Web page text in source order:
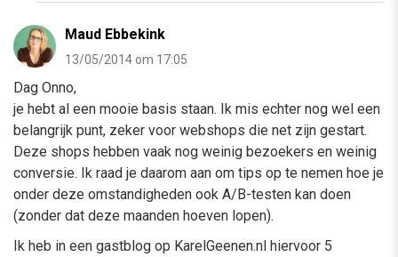
Maud Ebbekink
13/05/2014 om 17:05
Dag Onno,
je hebt al een mooie basis staan. Ik mis echter nog wel een
belangrijk punt, zeker voor webshops die net zijn gestart.
Deze shops hebben vaak nog weinig bezoekers en weinig
conversie. Ik raad je daarom aan om tips op te nemen hoe je
onder deze omstandigheden ook A/B-testen kan doen
(zonder dat deze maanden hoeven lopen).
Ik heb in een gastblog op KarelGeenen.nl hiervoor 5